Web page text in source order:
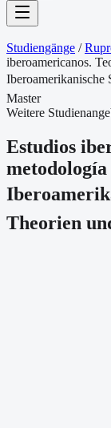
Studiengänge /
iberoamericanos.
Iberoamerikanische
Master
Weitere
Estudios
Theorien